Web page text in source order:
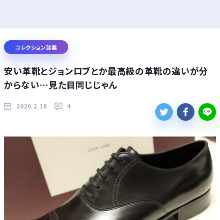
コレクション談義
安い革靴とジョンロブとか最高級の革靴の違いが分
からない…見た目同じじゃん
2020.2.18 4